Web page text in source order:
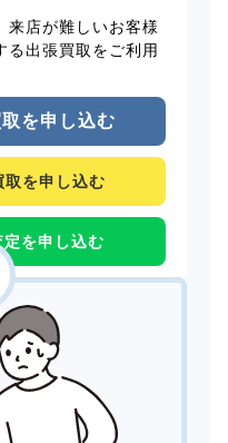
来店が難しいお客様
る出張買取をご利用
を申し込む
を申し込む
を申し込む